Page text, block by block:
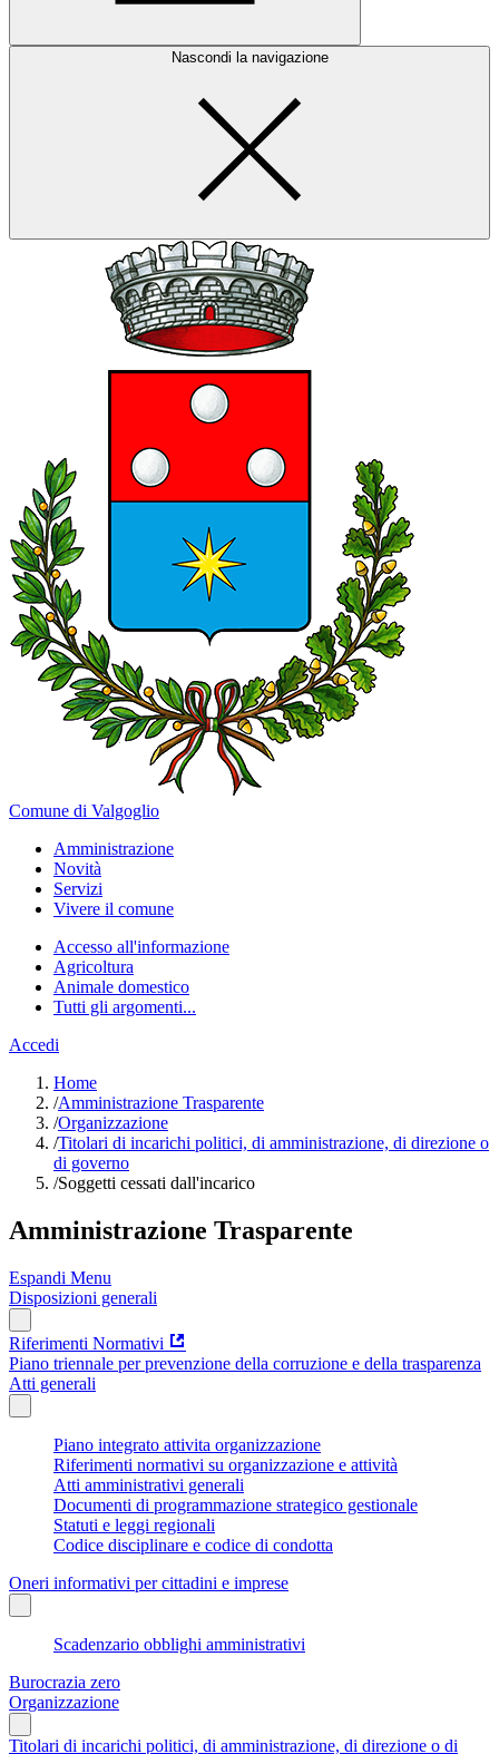
Nascondi la navigazione
Comune di Valgoglio
Amministrazione
Novità
Servizi
Vivere il comune
Accesso all'informazione
Agricoltura
Animale domestico
Tutti gli argomenti...
Accedi
Home
/Amministrazione Trasparente
/Organizzazione
/Titolari di incarichi politici, di amministrazione, di direzione o
di governo
/Soggetti cessati dall'incarico
Amministrazione Trasparente
Espandi Menu
Disposizioni generali
Riferimenti Normativi
Piano triennale per prevenzione della corruzione e della trasparenza
Atti generali
Piano integrato attivita organizzazione
Riferimenti normativi su organizzazione e attività
Atti amministrativi generali
Documenti di programmazione strategico gestionale
Statuti e leggi regionali
Codice disciplinare e codice di condotta
Oneri informativi per cittadini e imprese
Scadenzario obblighi amministrativi
Burocrazia zero
Organizzazione
Titolari di incarichi politici, di amministrazione, di direzione o di